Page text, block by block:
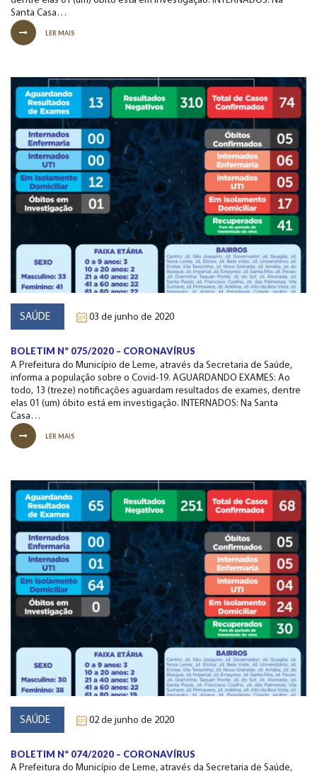
Santa Casa…
LER MAIS
SAÚDE 03 de junho de 2020
BOLETIM Nº 075/2020 – CORONAVÍRUS
A Prefeitura do Município de Leme, através da Secretaria de Saúde,
informa a população sobre o Covid-19. AGUARDANDO EXAMES: Ao
todo, 13 (treze) notificações aguardam resultados de exames, dentre
elas 01 (um) óbito está em investigação. INTERNADOS: Na Santa
Casa…
LER MAIS
SAÚDE 02 de junho de 2020
BOLETIM Nº 074/2020 – CORONAVÍRUS
A Prefeitura do Município de Leme, através da Secretaria de Saúde,